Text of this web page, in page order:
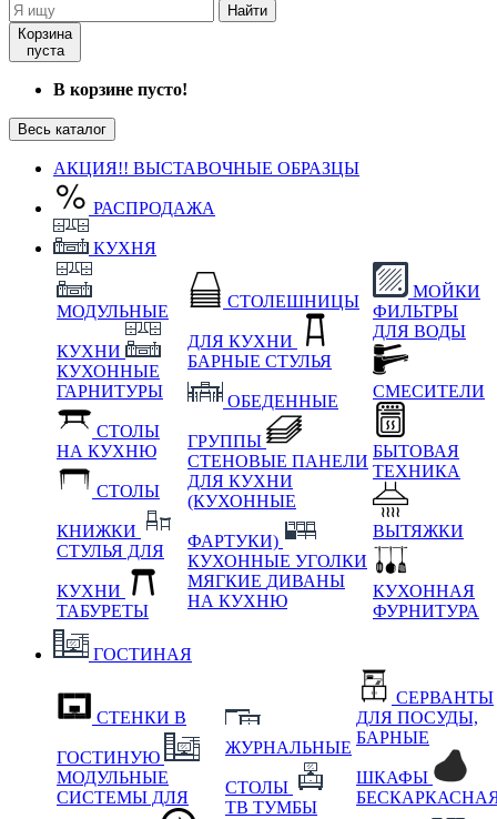
Найти
Корзина
пуста
В корзине пусто!
Весь каталог
АКЦИЯ!! ВЫСТАВОЧНЫЕ ОБРАЗЦЫ
РАСПРОДАЖА
КУХНЯ
МОДУЛЬНЫЕ
КУХНИ
КУХОННЫЕ
ГАРНИТУРЫ
СТОЛЫ
НА КУХНЮ
СТОЛЫ
КНИЖКИ
СТУЛЬЯ ДЛЯ
КУХНИ
ТАБУРЕТЫ
СТОЛЕШНИЦЫ
ДЛЯ КУХНИ
БАРНЫЕ СТУЛЬЯ
ОБЕДЕННЫЕ
ГРУППЫ
СТЕНОВЫЕ ПАНЕЛИ
ДЛЯ КУХНИ
(КУХОННЫЕ
ФАРТУКИ)
КУХОННЫЕ УГОЛКИ
МЯГКИЕ ДИВАНЫ
НА КУХНЮ
МОЙКИ
ФИЛЬТРЫ
ДЛЯ ВОДЫ
СМЕСИТЕЛИ
БЫТОВАЯ
ТЕХНИКА
ВЫТЯЖКИ
КУХОННАЯ
ФУРНИТУРА
ГОСТИНАЯ
СТЕНКИ В
ГОСТИНУЮ
МОДУЛЬНЫЕ
СИСТЕМЫ ДЛЯ
ЖУРНАЛЬНЫЕ
СТОЛЫ
ТВ ТУМБЫ
СЕРВАНТЫ
ДЛЯ ПОСУДЫ,
БАРНЫЕ
ШКАФЫ